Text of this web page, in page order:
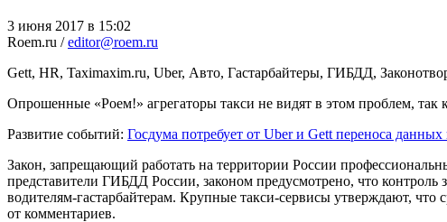
3 июня 2017 в 15:02
Roem.ru /editor@roem.ru
Gett, HR, Taximaxim.ru, Uber, Авто, Гастарбайтеры, ГИБДД,
Опрошенные «Роем!» агрегаторы такси не видят в этом проблем, так
Развитие событий: Госдума потребует от Uber и Gett переноса
Закон, запрещающий работать на территории России
представители ГИБДД России, законом предусмотрено, что
водителям-гастарбайтерам. Крупные такси-сервисы утверждают, что
от комментариев.